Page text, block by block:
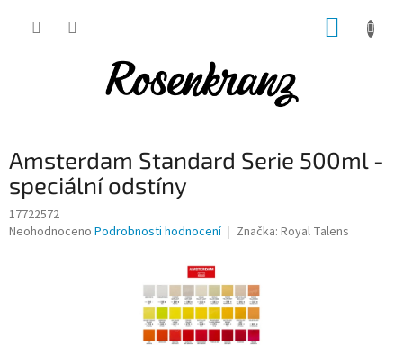
Amsterdam Standard Serie 500ml -
speciální odstíny
17722572
Průměrné
Neohodnoceno Podrobnosti hodnocení Značka: Royal Talens